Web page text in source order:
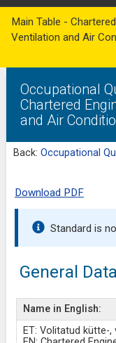
Occupational
Chartered
and Air
Back: Occupational
Main Table -
Ventilation and Air
Download PDF
Standard is
General Data
Name in English:
ET: Volitatud kütte-